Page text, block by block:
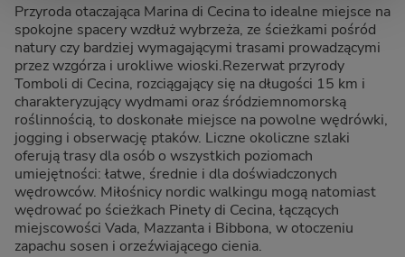
Przyroda otaczająca Marina di Cecina to idealne miejsce na
spokojne spacery wzdłuż wybrzeża, ze ścieżkami pośród
natury czy bardziej wymagającymi trasami prowadzącymi
przez wzgórza i urokliwe wioski.Rezerwat przyrody
Tomboli di Cecina, rozciągający się na długości 15 km i
charakteryzujący wydmami oraz śródziemnomorską
roślinnością, to doskonałe miejsce na powolne wędrówki,
jogging i obserwację ptaków. Liczne okoliczne szlaki
oferują trasy dla osób o wszystkich poziomach
umiejętności: łatwe, średnie i dla doświadczonych
wędrowców. Miłośnicy nordic walkingu mogą natomiast
wędrować po ścieżkach Pinety di Cecina, łączących
miejscowości Vada, Mazzanta i Bibbona, w otoczeniu
zapachu sosen i orzeźwiającego cienia.